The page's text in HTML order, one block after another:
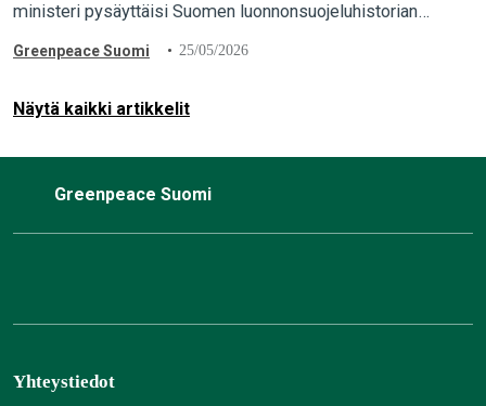
ministeri pysäyttäisi Suomen luonnonsuojeluhistorian
metsätalousministeriön valmistelema törkeä vedätys täytyy
Greenpeace Suomi 25/05/2026
Näytä kaikki artikkelit
Greenpeace Suomi
Yhteystiedot